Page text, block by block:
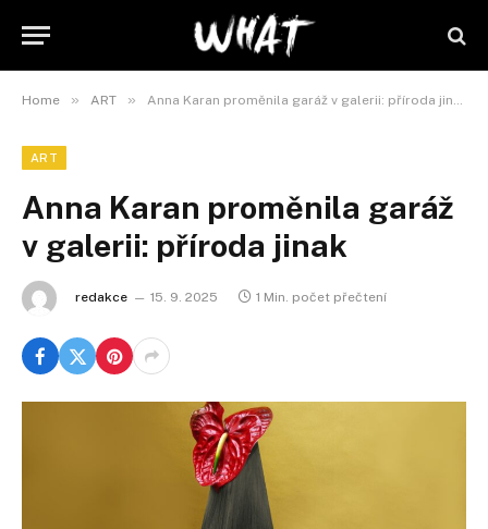
Home » ART » Anna Karan proměnila garáž v galerii: příroda jinak
ART
Anna Karan proměnila garáž
v galerii: příroda jinak
redakce 15. 9. 2025 1 Min. počet přečtení